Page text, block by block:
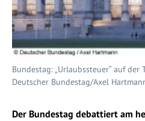
Bundestag: „Urlaubssteuer“ auf der
Deutscher Bundestag/Axel
Der Bundestag debattiert am